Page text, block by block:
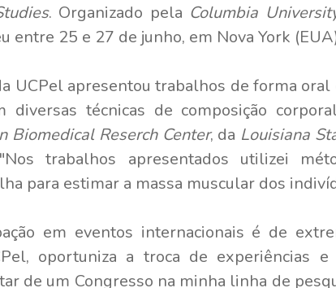
. Organizado pela Columbia
entre 25 e 27 de junho, em Nova York
UCPel apresentou trabalhos de forma
diversas técnicas de composição
Biomedical Reserch Center, da Louisiana
trabalhos apresentados utilizei
para estimar a massa muscular dos
em eventos internacionais é de
oportuniza a troca de experiências e
de um Congresso na minha linha de